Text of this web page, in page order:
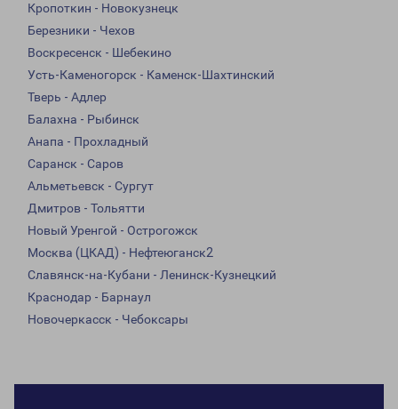
Кропоткин - Новокузнецк
Березники - Чехов
Воскресенск - Шебекино
Усть-Каменогорск - Каменск-Шахтинский
Тверь - Адлер
Балахна - Рыбинск
Анапа - Прохладный
Саранск - Саров
Альметьевск - Сургут
Дмитров - Тольятти
Новый Уренгой - Острогожск
Москва (ЦКАД) - Нефтеюганск2
Славянск-на-Кубани - Ленинск-Кузнецкий
Краснодар - Барнаул
Новочеркасск - Чебоксары